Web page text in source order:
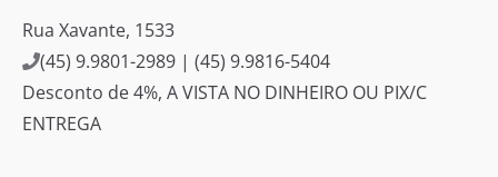
Rua Xavante, 1533
(45) 9.9801-2989 | (45) 9.9816-5404
Desconto de 4%, A VISTA NO DINHEIRO OU PIX/C
ENTREGA